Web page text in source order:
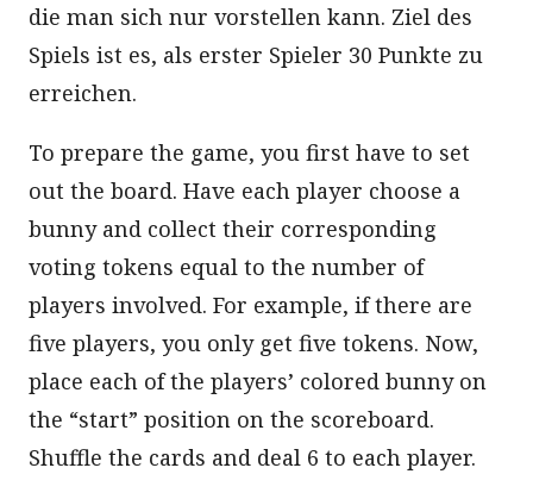
die man sich nur vorstellen kann. Ziel des
Spiels ist es, als erster Spieler 30 Punkte zu
erreichen.
To prepare the game, you first have to set
out the board. Have each player choose a
bunny and collect their corresponding
voting tokens equal to the number of
players involved. For example, if there are
five players, you only get five tokens. Now,
place each of the players’ colored bunny on
the “start” position on the scoreboard.
Shuffle the cards and deal 6 to each player.